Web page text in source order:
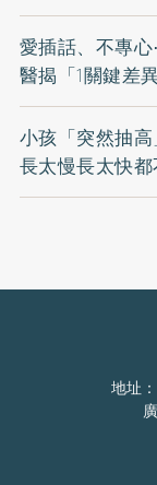
愛插話、不專
醫揭「1關鍵差異
小孩「突然抽
長太慢長太快
地址